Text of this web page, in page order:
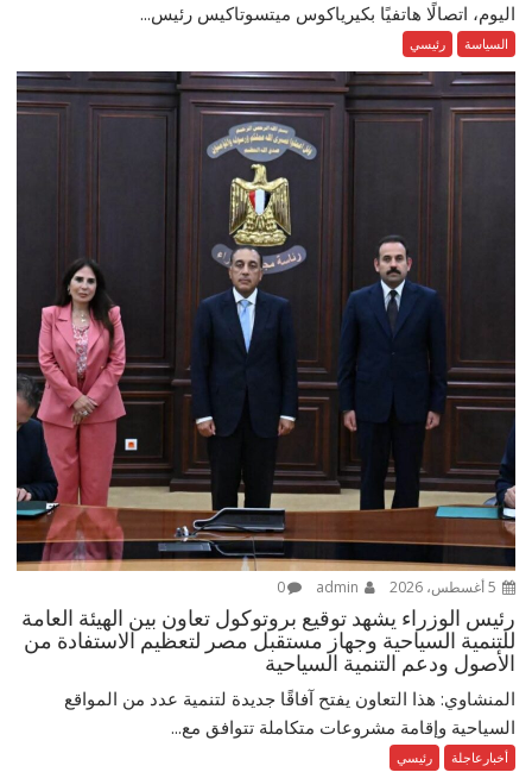
اليوم، اتصالًا هاتفيًا بكيرياكوس ميتسوتاكيس رئيس...
السياسة رئيسي
0
رئيس الوزراء يشهد توقيع بروتوكول تعاون بين الهيئة العامة
للتنمية السياحية وجهاز مستقبل مصر لتعظيم الاستفادة من
الأصول ودعم التنمية السياحية
المنشاوي: هذا التعاون يفتح آفاقًا جديدة لتنمية عدد من المواقع
السياحية وإقامة مشروعات متكاملة تتوافق مع...
أخبارعاجلة رئيسي